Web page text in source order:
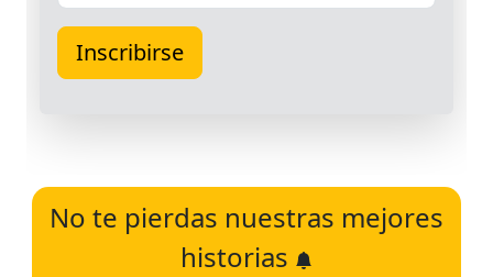
No te pierdas nuestras mejores
historias